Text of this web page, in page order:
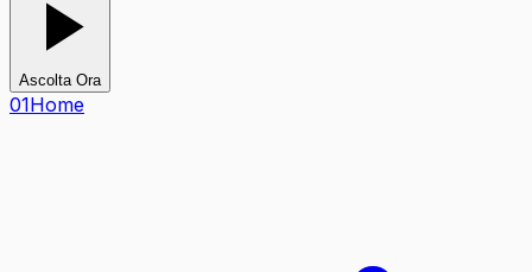
Ascolta Ora
01Home